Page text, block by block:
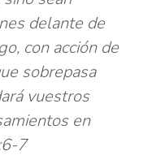
delante de
con acción de
sobrepasa
vuestros
en
7